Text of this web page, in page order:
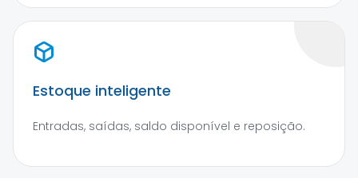
Estoque inteligente
Entradas, saídas, saldo disponível e reposição.